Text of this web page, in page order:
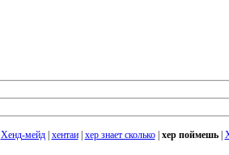
Хенд-мейд| хентаи| хер знает сколько| хер поймешь|